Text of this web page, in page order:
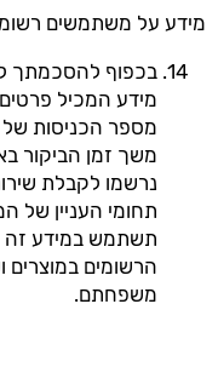
מידע על משתמשים
בכפוף להסכמתך
מידע המכיל פרטים
מספר הכניסות
משך זמן הביקור
נרשמו לקבלת
תחומי העניין של
תשתמש במידע זה
הרשומים במוצרים
משפחתם.